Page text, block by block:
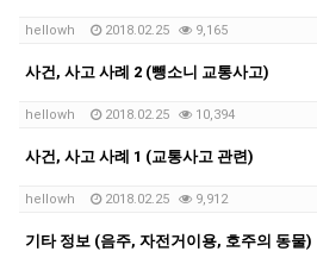
hellowh 2018.02.25 9,165
사건, 사고 사례 2 (뺑소니 교통사고)
hellowh 2018.02.25 10,394
사건, 사고 사례 1 (교통사고 관련)
hellowh 2018.02.25 9,912
기타 정보 (음주, 자전거이용, 호주의 동물)